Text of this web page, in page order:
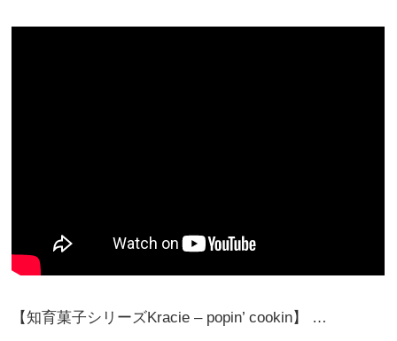
【知育菓子シリーズKracie – popin’ cookin】 …